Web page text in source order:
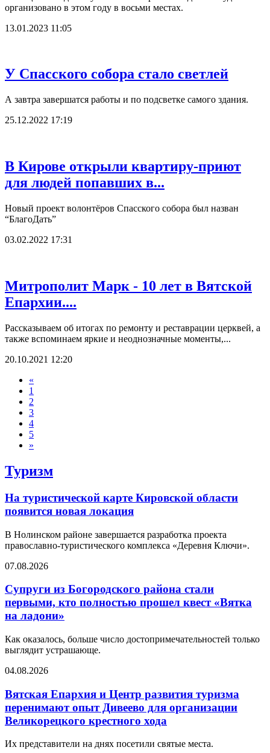
организовано в этом году в восьми местах.
13.01.2023 11:05
У Спасского собора стало светлей
А завтра завершатся работы и по подсветке самого здания.
25.12.2022 17:19
В Кирове открыли квартиру-приют
для людей попавших в...
Новый проект волонтёров Спасского собора был назван
“БлагоДать”
03.02.2022 17:31
Митрополит Марк - 10 лет в Вятской
Епархии....
Рассказываем об итогах по ремонту и реставрации церквей, а
также вспоминаем яркие и неоднозначные моменты,...
20.10.2021 12:20
«
1
2
3
4
5
»
Туризм
На туристической карте Кировской области
появится новая локация
В Нолинском районе завершается разработка проекта
православно-туристического комплекса «Деревня Ключи».
07.08.2026
Супруги из Богородского района стали
первыми, кто полностью прошел квест «Вятка
на ладони»
Как оказалось, больше число достопримечательностей только
выглядит устрашающе.
04.08.2026
Вятская Епархия и Центр развития туризма
перенимают опыт Дивеево для организации
Великорецкого крестного хода
Их представители на днях посетили святые места.